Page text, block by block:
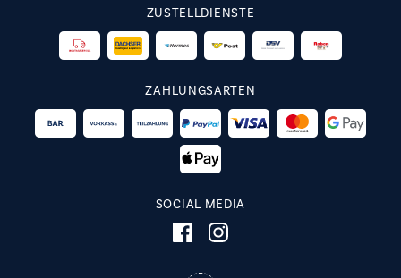
ZUSTELLDIENSTE
ZAHLUNGSARTEN
SOCIAL MEDIA